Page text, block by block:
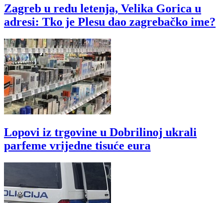
Zagreb u redu letenja, Velika Gorica u
adresi: Tko je Plesu dao zagrebačko ime?
Lopovi iz trgovine u Dobrilinoj ukrali
parfeme vrijedne tisuće eura